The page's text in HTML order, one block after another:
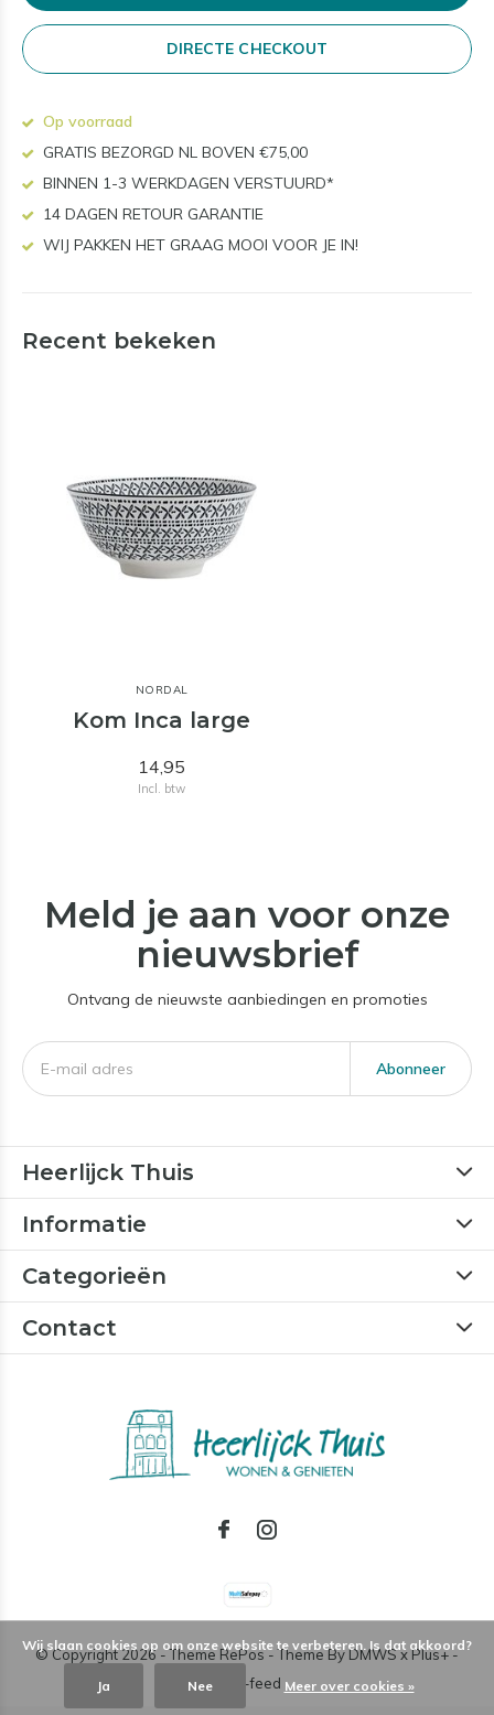
DIRECTE CHECKOUT
Op voorraad
GRATIS BEZORGD NL BOVEN €75,00
BINNEN 1-3 WERKDAGEN VERSTUURD*
14 DAGEN RETOUR GARANTIE
WIJ PAKKEN HET GRAAG MOOI VOOR JE IN!
Recent bekeken
NORDAL
Kom Inca large
14,95
Incl. btw
Meld je aan voor onze
nieuwsbrief
Ontvang de nieuwste aanbiedingen en promoties
Abonneer
Heerlijck Thuis
Informatie
Categorieën
Contact
© Copyright2026- Theme RePos - Theme ByDMWSxPlus+-
RSS-feed
Wij slaan cookies op om onze website te verbeteren. Is dat akkoord?
Ja Nee Meer over cookies »